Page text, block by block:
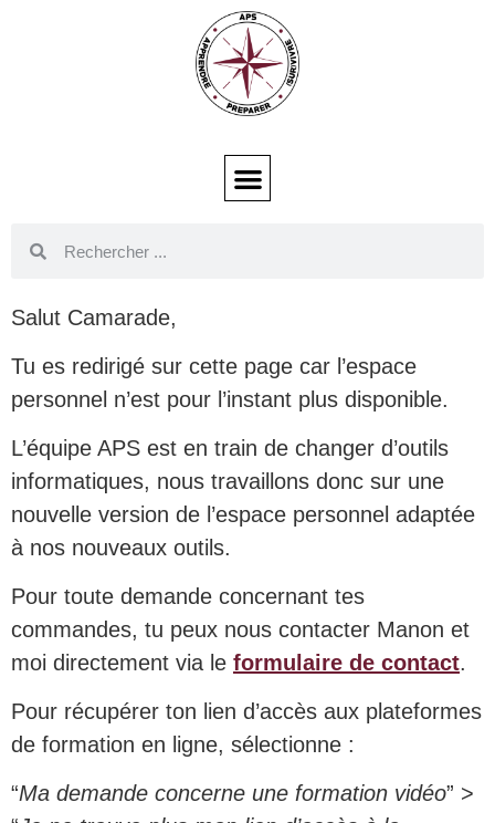
Salut Camarade,
Tu es redirigé sur cette page car l’espace
personnel n’est pour l’instant plus disponible.
L’équipe APS est en train de changer d’outils
informatiques, nous travaillons donc sur une
nouvelle version de l’espace personnel adaptée
à nos nouveaux outils.
Pour toute demande concernant tes
commandes, tu peux nous contacter Manon et
moi directement via le formulaire de contact.
Pour récupérer ton lien d’accès aux plateformes
de formation en ligne, sélectionne :
“Ma demande concerne une formation vidéo” >